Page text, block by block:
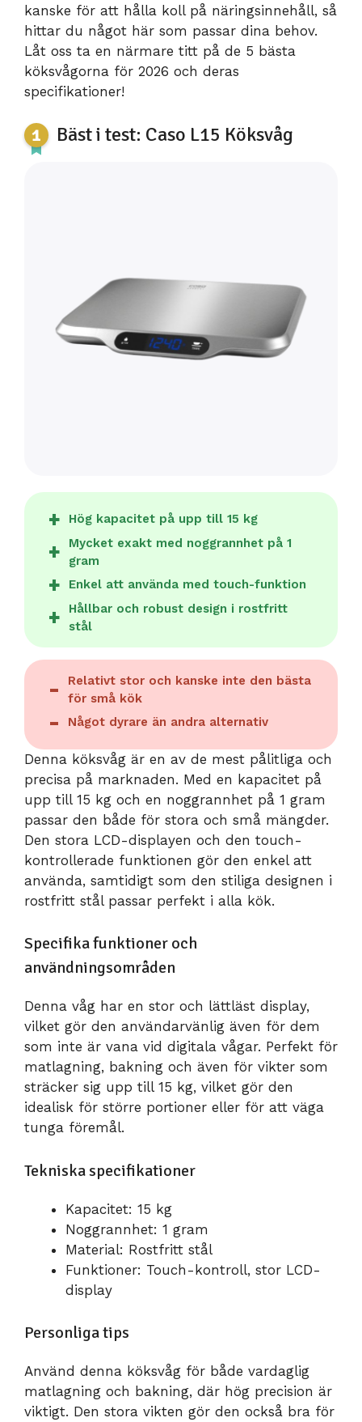
kanske för att hålla koll på näringsinnehåll, så
hittar du något här som passar dina behov.
Låt oss ta en närmare titt på de 5 bästa
köksvågorna för 2026 och deras
specifikationer!
Bäst i test: Caso L15 Köksvåg
Hög kapacitet på upp till 15 kg
Mycket exakt med noggrannhet på 1
gram
Enkel att använda med touch-funktion
Hållbar och robust design i rostfritt
stål
Relativt stor och kanske inte den bästa
för små kök
Något dyrare än andra alternativ
Denna köksvåg är en av de mest pålitliga och
precisa på marknaden. Med en kapacitet på
upp till 15 kg och en noggrannhet på 1 gram
passar den både för stora och små mängder.
Den stora LCD-displayen och den touch-
kontrollerade funktionen gör den enkel att
använda, samtidigt som den stiliga designen i
rostfritt stål passar perfekt i alla kök.
Specifika funktioner och
användningsområden
Denna våg har en stor och lättläst display,
vilket gör den användarvänlig även för dem
som inte är vana vid digitala vågar. Perfekt för
matlagning, bakning och även för vikter som
sträcker sig upp till 15 kg, vilket gör den
idealisk för större portioner eller för att väga
tunga föremål.
Tekniska specifikationer
Kapacitet: 15 kg
Noggrannhet: 1 gram
Material: Rostfritt stål
Funktioner: Touch-kontroll, stor LCD-
display
Personliga tips
Använd denna köksvåg för både vardaglig
matlagning och bakning, där hög precision är
viktigt. Den stora vikten gör den också bra för